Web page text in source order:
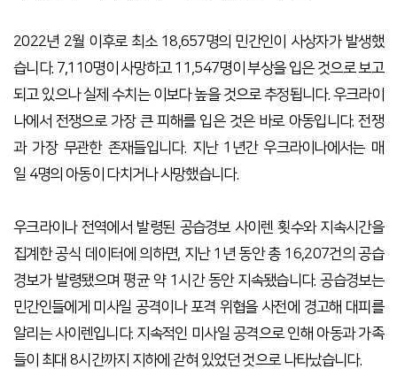
2022년 2월 이후로 최소 18,657명의 민간인이 사상자가 발생했
습니다. 7,110명이 사망하고 11,547명이 부상을 입은 것으로 보고
되고 있으나 실제 수치는 이보다 높을 것으로 추정됩니다. 우크라이
나에서 전쟁으로 가장 큰 피해를 입은 것은 바로 아동입니다. 전쟁
과 가장 무관한 존재들입니다. 지난 1년간 우크라이나에서는 매
일 4명의 아동이 다치거나 사망했습니다.
우크라이나 전역에서 발령된 공습경보 사이렌 횟수와 지속시간을
집계한 공식 데이터에 의하면, 지난 1년 동안 총 16,207건의 공습
경보가 발령됐으며 평균 약 1시간 동안 지속됐습니다. 공습경보는
민간인들에게 미사일 공격이나 포격 위협을 사전에 경고해 대피를
알리는 사이렌입니다. 지속적인 미사일 공격으로 인해 아동과 가족
들이 최대 8시간까지 지하에 갇혀 있었던 것으로 나타났습니다.